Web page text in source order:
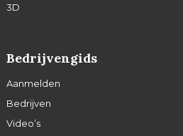
3D
Bedrijvengids
Aanmelden
Bedrijven
Video’s